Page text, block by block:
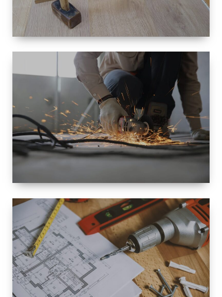
TAILLE
PETITE À
GRANDE
RÉNOVATION
ESPACE
RÉNOVATION
INTÉRIEURE ET
EXTÉRIEURE